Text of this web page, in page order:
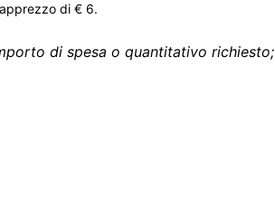
di € 6.
di spesa o quantitativo richiesto;